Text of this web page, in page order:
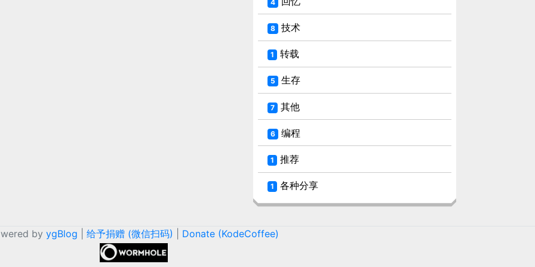
4
8 技术
1 转载
5 生存
7 其他
6 编程
1 推荐
1 各种分享
by ygBlog 给予捐赠 (微信扫码) Donate (KodeCoffee)